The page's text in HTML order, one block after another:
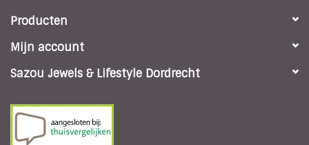
Producten
Mijn account
Sazou Jewels & Lifestyle Dordrecht